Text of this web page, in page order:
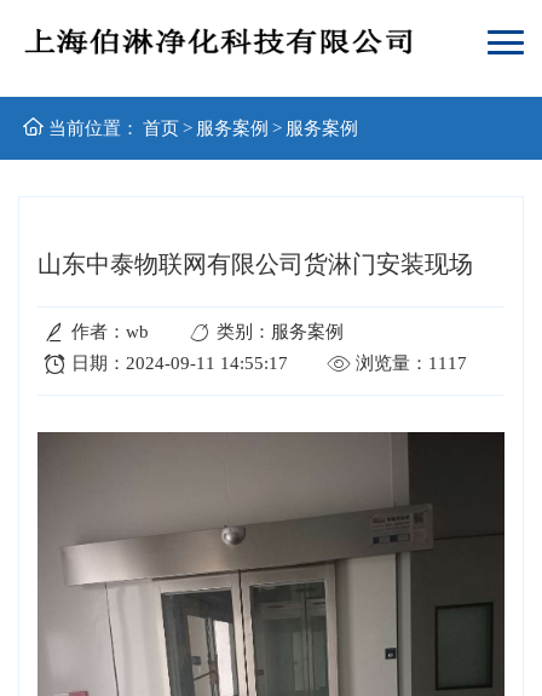
当前位置： 首页> 服务案例 > 服务案例
山东中泰物联网有限公司货淋门安装现场
作者：wb
类别：服务案例
日期：2024-09-11 14:55:17
浏览量：1117